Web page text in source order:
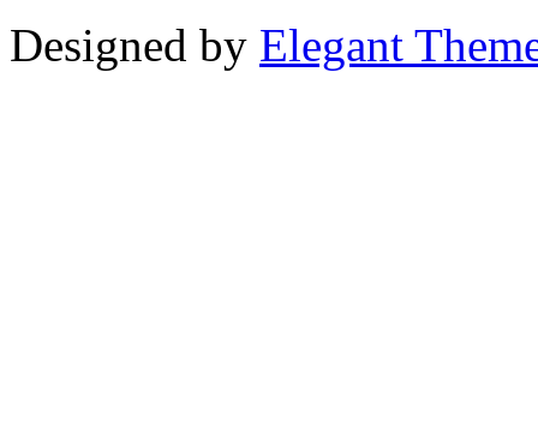
Designed by Elegant